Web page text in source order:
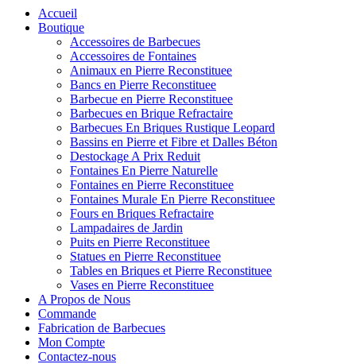
Accueil
Boutique
Accessoires de Barbecues
Accessoires de Fontaines
Animaux en Pierre Reconstituee
Bancs en Pierre Reconstituee
Barbecue en Pierre Reconstituee
Barbecues en Brique Refractaire
Barbecues En Briques Rustique Leopard
Bassins en Pierre et Fibre et Dalles Béton
Destockage A Prix Reduit
Fontaines En Pierre Naturelle
Fontaines en Pierre Reconstituee
Fontaines Murale En Pierre Reconstituee
Fours en Briques Refractaire
Lampadaires de Jardin
Puits en Pierre Reconstituee
Statues en Pierre Reconstituee
Tables en Briques et Pierre Reconstituee
Vases en Pierre Reconstituee
A Propos de Nous
Commande
Fabrication de Barbecues
Mon Compte
Contactez-nous